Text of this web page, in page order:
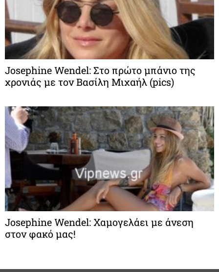
Josephine Wendel: Στο πρώτο μπάνιο της
χρονιάς με τον Βασίλη Μιχαήλ (pics)
Josephine Wendel: Χαμογελάει με άνεση
στον φακό μας!